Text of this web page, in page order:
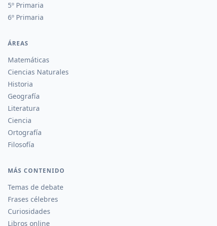
5º Primaria
6º Primaria
ÁREAS
Matemáticas
Ciencias Naturales
Historia
Geografía
Literatura
Ciencia
Ortografía
Filosofía
MÁS CONTENIDO
Temas de debate
Frases célebres
Curiosidades
Libros online